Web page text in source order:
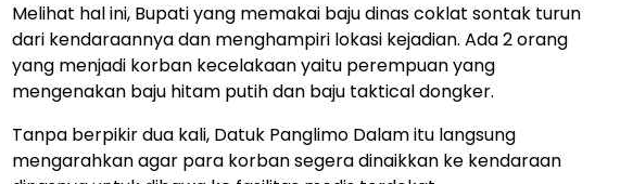
Melihat hal ini, Bupati yang memakai baju dinas coklat sontak turun
dari kendaraannya dan menghampiri lokasi kejadian. Ada 2 orang
yang menjadi korban kecelakaan yaitu perempuan yang
mengenakan baju hitam putih dan baju taktical dongker.
Tanpa berpikir dua kali, Datuk Panglimo Dalam itu langsung
mengarahkan agar para korban segera dinaikkan ke kendaraan